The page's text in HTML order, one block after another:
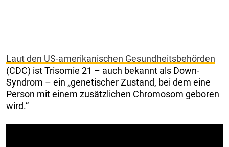
Laut den US-amerikanischen Gesundheitsbehörden
(CDC) ist Trisomie 21 – auch bekannt als Down-
Syndrom – ein „genetischer Zustand, bei dem eine
Person mit einem zusätzlichen Chromosom geboren
wird.“